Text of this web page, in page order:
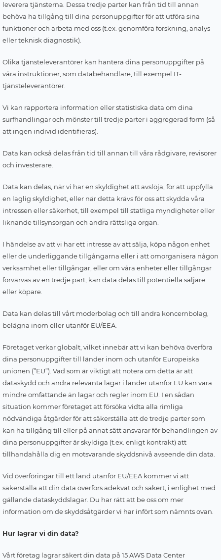
leverera tjänsterna. Dessa tredje parter kan från tid till annan
behöva ha tillgång till dina personuppgifter för att utföra sina
funktioner och arbeta med oss (t.ex. genomföra forskning, analys
eller teknisk diagnostik).
Olika tjänsteleverantörer kan hantera dina personuppgifter på
våra instruktioner, som databehandlare, till exempel IT-
tjänsteleverantörer.
Vi kan rapportera information eller statistiska data om dina
surfhandlingar och mönster till tredje parter i aggregerad form (så
att ingen individ identifieras).
Data kan också delas från tid till annan till våra rådgivare, revisorer
och investerare.
Data kan delas, när vi har en skyldighet att avslöja, för att uppfylla
en laglig skyldighet, eller när detta krävs för oss att skydda våra
intressen eller säkerhet, till exempel till statliga myndigheter eller
liknande tillsynsorgan och andra rättsliga organ.
I händelse av att vi har ett intresse av att sälja, köpa någon enhet
eller de underliggande tillgångarna eller i att omorganisera någon
verksamhet eller tillgångar, eller om våra enheter eller tillgångar
förvärvas av en tredje part, kan data delas till potentiella säljare
eller köpare.
Data kan delas till vårt moderbolag och till andra koncernbolag,
belägna inom eller utanför EU/EEA.
Företaget verkar globalt, vilket innebär att vi kan behöva överföra
dina personuppgifter till länder inom och utanför Europeiska
unionen (”EU”). Vad som är viktigt att notera om detta är att
dataskydd och andra relevanta lagar i länder utanför EU kan vara
mindre omfattande än lagar och regler inom EU. I en sådan
situation kommer företaget att försöka vidta alla rimliga
nödvändiga åtgärder för att säkerställa att de tredje parter som
kan ha tillgång till eller på annat sätt ansvarar för behandlingen av
dina personuppgifter är skyldiga (t.ex. enligt kontrakt) att
tillhandahålla dig en motsvarande skyddsnivå avseende din data.
Vid överföringar till ett land utanför EU/EEA kommer vi att
säkerställa att din data överförs adekvat och säkert, i enlighet med
gällande dataskyddslagar. Du har rätt att be oss om mer
information om de skyddsåtgärder vi har infört som nämnts ovan.
Hur lagrar vi din data?
Vårt företag lagrar säkert din data på 15 AWS Data Center